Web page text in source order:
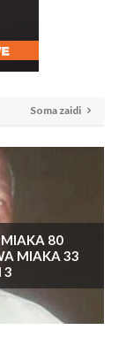
Soma zaidi
MIAKA 80
MIAKA 33
3